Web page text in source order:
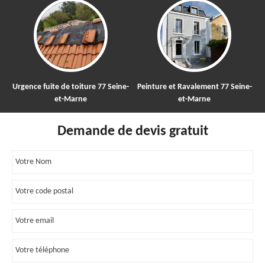
fuite de toiture 77 Seine-
et-Marne
Peinture et Ravalement 77 Seine-
et-Marne
Demande de devis gratuit